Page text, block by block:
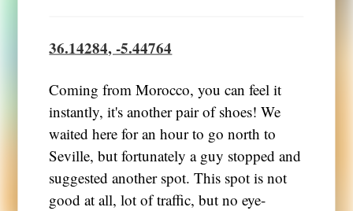
36.14284, -5.44764
Coming from Morocco, you can feel it
instantly, it's another pair of shoes! We
waited here for an hour to go north to
Seville, but fortunately a guy stopped and
suggested another spot. This spot is not
good at all, lot of traffic, but no eye-